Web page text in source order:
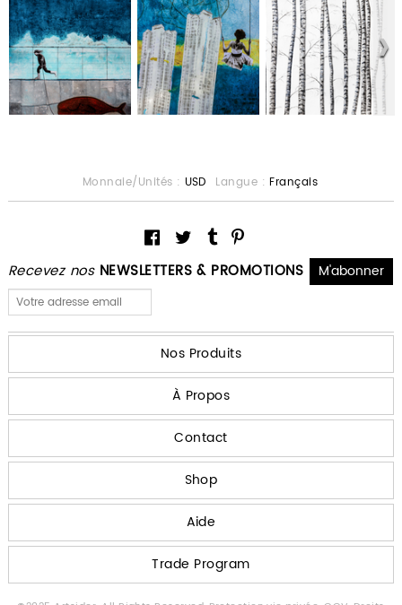
Recevez nos NEWSLETTERS & PROMOTIONS
Monnaie/Unités : USD Langue : Français
Nos Produits
À Propos
Contact
Shop
Aide
Trade Program